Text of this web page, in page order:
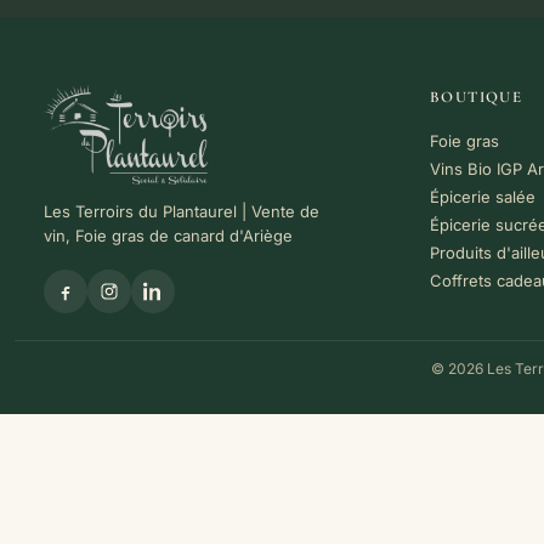
Les Terroirs du Plantaurel | Vente de
vin, Foie gras de canard d'Ariège
BOUTIQUE
Foie gras
Vins Bio IGP
Épicerie salée
Épicerie
Produits
Coffrets
© 2026 Les